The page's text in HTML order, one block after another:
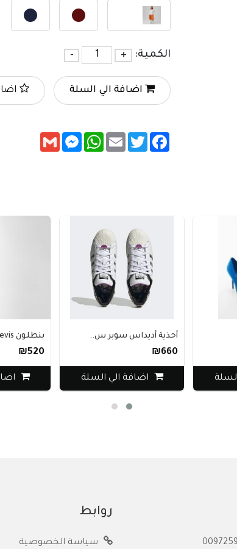
الكمية: +
-
اضافة الي السلة
Facebook
Twitter
Email
WhatsApp
Messenger
Gmail
أحذية أديداس سوبر س..
₪660
اضافة الي السلة
بنطلون levis جينز ن..
₪520
روابط
سياسة الخصوصية